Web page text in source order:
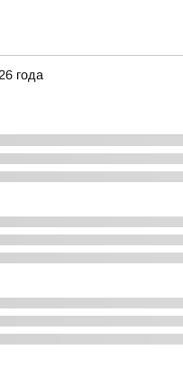
года